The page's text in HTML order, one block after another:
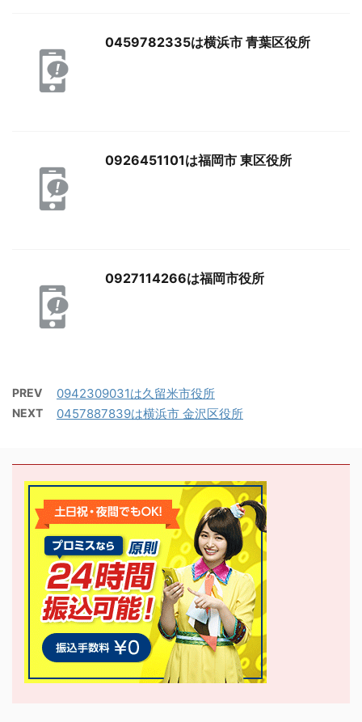
0459782335は横浜市 青葉区役所
0926451101は福岡市 東区役所
0927114266は福岡市役所
PREV 0942309031は久留米市役所
NEXT 0457887839は横浜市 金沢区役所